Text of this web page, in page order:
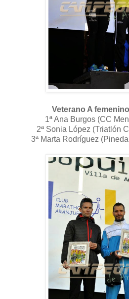
Veterano A
1ª Ana Burgos (CC
2ª Sonia López (Triatlón
3ª Marta Rodríguez